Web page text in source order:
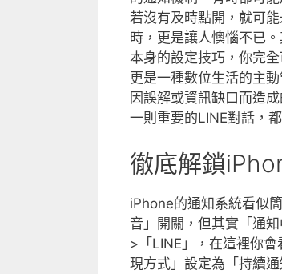
若沒有及時點開，就可
時，更是讓人懊惱不已
本身的設定技巧，你完
更是一種數位生活的主
因誤解或資訊缺口而造
一則重要的LINE對話，
徹底解鎖
iPhone的通知系統看似
音」開關，但其實「通
>「LINE」，在這裡你
現方式」設定為「持續